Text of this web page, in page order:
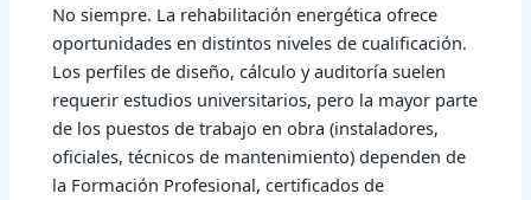
No siempre. La rehabilitación energética ofrece
oportunidades en distintos niveles de cualificación.
Los perfiles de diseño, cálculo y auditoría suelen
requerir estudios universitarios, pero la mayor parte
de los puestos de trabajo en obra (instaladores,
oficiales, técnicos de mantenimiento) dependen de
la Formación Profesional, certificados de